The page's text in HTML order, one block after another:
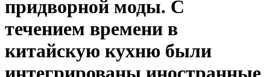
придворной моды. С
течением времени в
китайскую кухню были